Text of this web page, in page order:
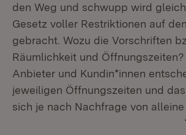
den Weg und schwupp wird
Gesetz voller Restriktionen auf
gebracht. Wozu die Vorschriften
Räumlichkeit und
Anbieter und Kundin*innen
jeweiligen Öffnungszeiten und
sich je nach Nachfrage von alleine